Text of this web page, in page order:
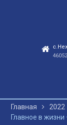
Главная 2022
Главное в